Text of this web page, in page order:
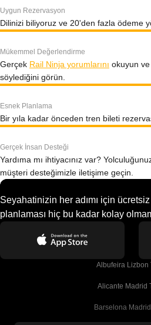
Uygun Rezervasyon
Dilinizi biliyoruz ve 20'den fazla ödeme
Mükemmel Değerlendirme
Gerçek Rail Ninja yorumlarını okuyun ve
söylediğini görün.
Esnek Planlama
Bir yıla kadar önceden tren bileti
Gerçek İnsan Desteği
Yardıma mı ihtiyacınız var?
müşteri desteğimizle iletişime geçin.
Seyahatinizin her adımı için
planlaması hiç bu kadar kolay
Albufeira Lizbon
Alicante Madrid
Barselona